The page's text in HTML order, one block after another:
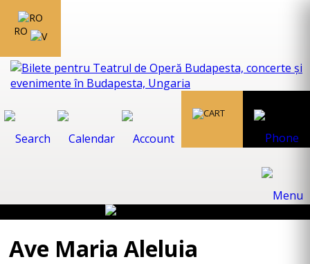
RO
Ave Maria Aleluia